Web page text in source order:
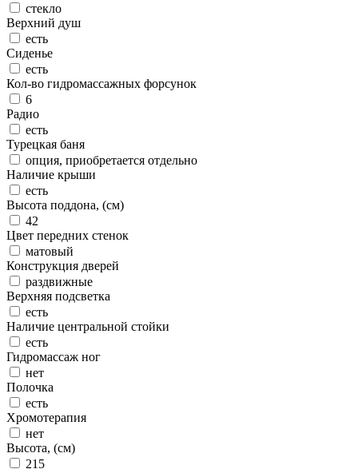
стекло
Верхний душ
есть
Сиденье
есть
Кол-во гидромассажных форсунок
6
Радио
есть
Турецкая баня
опция, приобретается отдельно
Наличие крыши
есть
Высота поддона, (см)
42
Цвет передних стенок
матовый
Конструкция дверей
раздвижные
Верхняя подсветка
есть
Наличие центральной стойки
есть
Гидромассаж ног
нет
Полочка
есть
Хромотерапия
нет
Высота, (см)
215